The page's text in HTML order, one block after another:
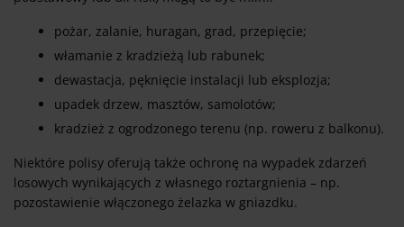
pożar, zalanie, huragan, grad, przepięcie;
włamanie z kradzieżą lub rabunek;
dewastacja, pęknięcie instalacji lub eksplozja;
upadek drzew, masztów, samolotów;
kradzież z ogrodzonego terenu (np. roweru z balkonu).
Niektóre polisy oferują także ochronę na wypadek zdarzeń
losowych wynikających z własnego roztargnienia – np.
pozostawienie włączonego żelazka w gniazdku.